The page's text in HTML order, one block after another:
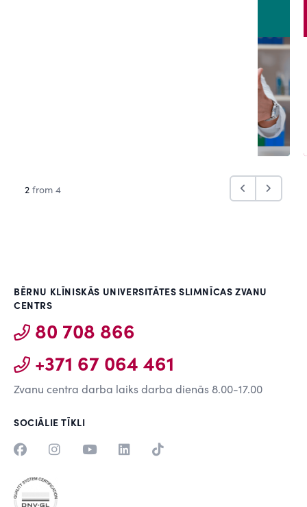
2 from 4
BĒRNU KLĪNISKĀS UNIVERSITĀTES SLIMNĪCAS ZVANU
CENTRS
80 708 866
+371 67 064 461
Zvanu centra darba laiks darba dienās 8.00-17.00
SOCIĀLIE TĪKLI